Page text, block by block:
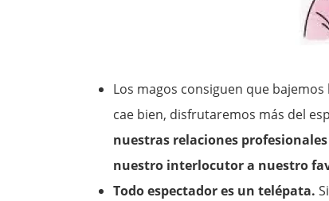
Los magos consiguen que
cae bien, disfrutaremos más del
nuestras relaciones
nuestro interlocutor a nuestro
Todo espectador es un telépata.